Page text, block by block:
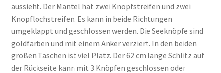
aussieht. Der Mantel hat zwei Knopfstreifen und zwei
Knopflochstreifen. Es kann in beide Richtungen
umgeklappt und geschlossen werden. Die Seeknöpfe sind
goldfarben und mit einem Anker verziert. In den beiden
großen Taschen ist viel Platz. Der 62 cm lange Schlitz auf
der Rückseite kann mit 3 Knöpfen geschlossen oder